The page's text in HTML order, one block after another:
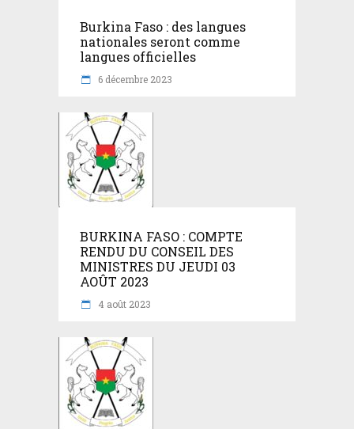
Burkina Faso : des langues
nationales seront comme
langues officielles
6 décembre 2023
BURKINA FASO : COMPTE
RENDU DU CONSEIL DES
MINISTRES DU JEUDI 03
AOÛT 2023
4 août 2023